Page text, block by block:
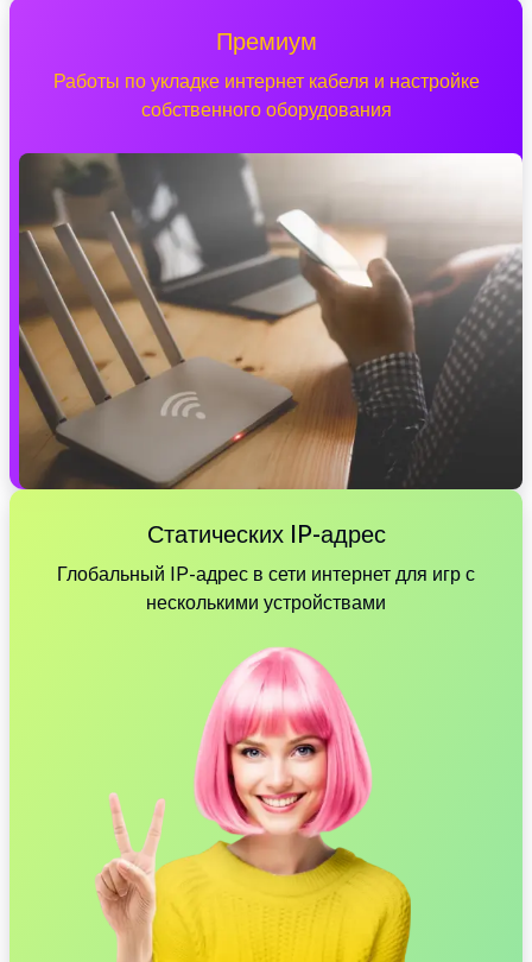
Премиум
Работы по укладке интернет кабеля и настройке
собственного оборудования
Статических IP-адрес
Глобальный IP-адрес в сети интернет для игр с
несколькими устройствами